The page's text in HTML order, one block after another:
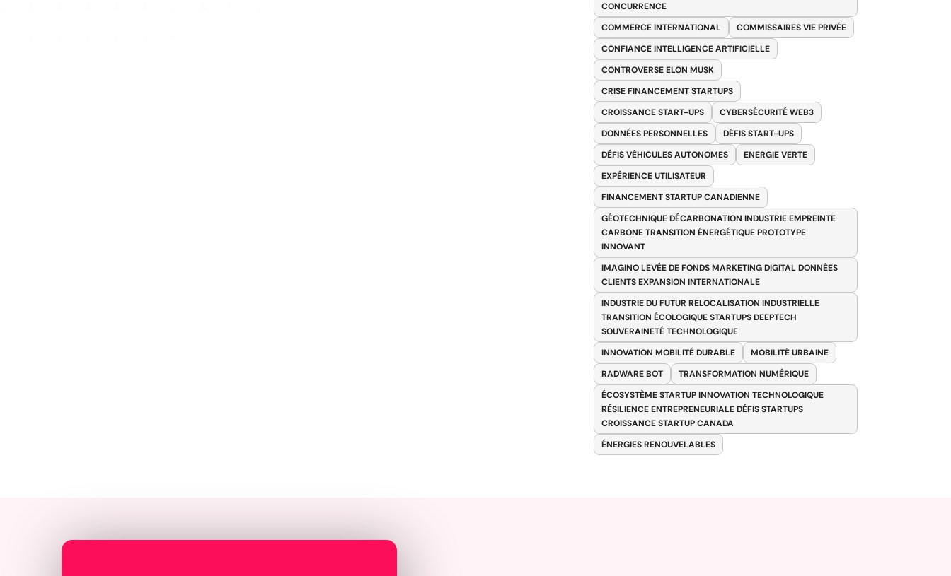
CONCURRENCE
COMMERCE INTERNATIONAL
COMMISSAIRES VIE PRIVÉE
CONFIANCE INTELLIGENCE ARTIFICIELLE
CONTROVERSE ELON MUSK
CRISE FINANCEMENT STARTUPS
CROISSANCE START-UPS
CYBERSÉCURITÉ WEB3
DONNÉES PERSONNELLES
DÉFIS START-UPS
DÉFIS VÉHICULES AUTONOMES
ENERGIE VERTE
EXPÉRIENCE UTILISATEUR
FINANCEMENT STARTUP CANADIENNE
GÉOTECHNIQUE DÉCARBONATION INDUSTRIE EMPREINTE
CARBONE TRANSITION ÉNERGÉTIQUE PROTOTYPE
INNOVANT
IMAGINO LEVÉE DE FONDS MARKETING DIGITAL DONNÉES
CLIENTS EXPANSION INTERNATIONALE
INDUSTRIE DU FUTUR RELOCALISATION INDUSTRIELLE
TRANSITION ÉCOLOGIQUE STARTUPS DEEPTECH
SOUVERAINETÉ TECHNOLOGIQUE
INNOVATION MOBILITÉ DURABLE
MOBILITÉ URBAINE
RADWARE BOT
TRANSFORMATION NUMÉRIQUE
ÉCOSYSTÈME STARTUP INNOVATION TECHNOLOGIQUE
RÉSILIENCE ENTREPRENEURIALE DÉFIS STARTUPS
CROISSANCE STARTUP CANADA
ÉNERGIES RENOUVELABLES